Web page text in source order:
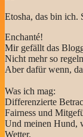
Etosha, das bin ich.
Enchanté!
Mir gefällt das
Nicht mehr so
Aber dafür wenn,
Was ich mag:
Differenzierte
Fairness und
Und meinen Hund,
Wetter.